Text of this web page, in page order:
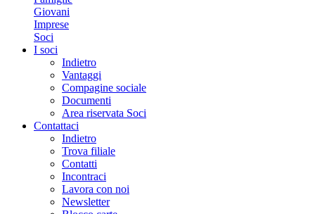
Giovani
Imprese
Soci
I soci
Indietro
Vantaggi
Compagine sociale
Documenti
Area riservata Soci
Contattaci
Indietro
Trova filiale
Contatti
Incontraci
Lavora con noi
Newsletter